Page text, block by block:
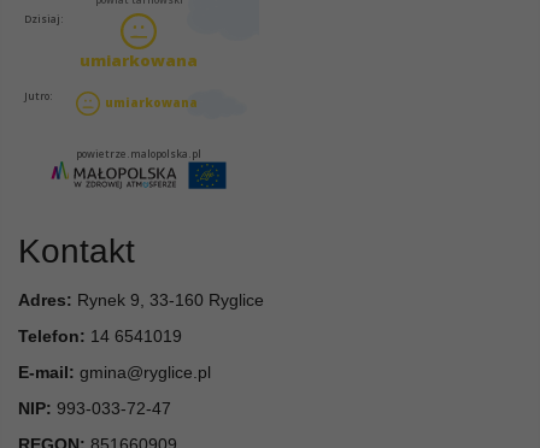
Kontakt
Adres: Rynek 9, 33-160 Ryglice
Telefon: 14 6541019
E-mail: gmina@ryglice.pl
NIP: 993-033-72-47